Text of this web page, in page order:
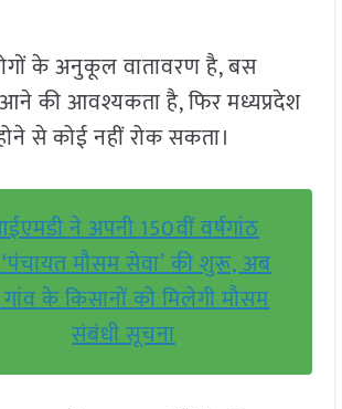
के अनुकूल वातावरण है, बस
की आवश्यकता है, फिर मध्यप्रदेश
से कोई नहीं रोक सकता।
ने अपनी 150वीं वर्षगांठ
मौसम सेवा’ की शुरू, अब
के किसानों को मिलेगी मौसम
संबंधी सूचना